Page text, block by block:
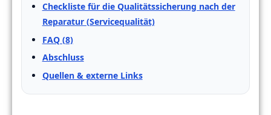
Checkliste für die Qualitätssicherung nach der
Reparatur (Servicequalität)
FAQ (8)
Abschluss
Quellen & externe Links